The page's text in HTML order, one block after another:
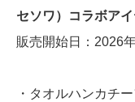
セソワ）コラボア
販売開始日：2026
・タオルハンカチ